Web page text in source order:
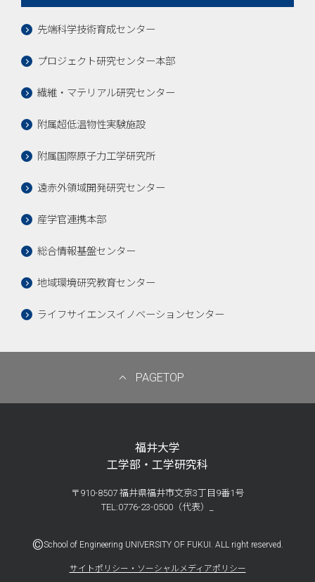
先端科学技術育成センター
プロジェクト研究センター本部
繊維・マテリアル研究センター
附属超低温物性実験施設
附属国際原子力工学研究所
遠赤外領域開発研究センター
産学官連携本部
総合情報基盤センター
地域環境研究教育センター
ライフサイエンスイノベーションセンター
PAGETOP
福井大学
工学部・工学研究科
〒910-8507 福井県福井市文京3丁目9番1号
TEL:0776-23-0500（代表）_
©School of Engineering UNIVERSITY OF FUKUI. ALL right reserved.
サイトポリシー・ソーシャルメディアポリシー